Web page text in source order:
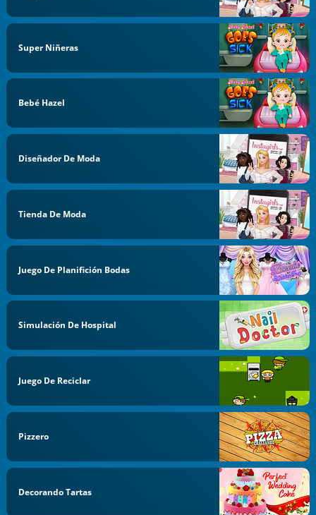
Super Niñeras
Bebé Hazel
Diseñador De Moda
Tienda De Moda
Juego De Planifición Bodas
Simulación De Hospital
Juego De Reciclar
Pizzero
Decorando Tartas